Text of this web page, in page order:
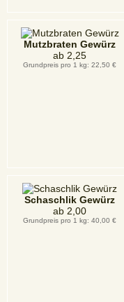
Mutzbraten Gewürz
ab 2,25
Grundpreis pro 1 kg: 22,50 €
Schaschlik Gewürz
ab 2,00
Grundpreis pro 1 kg: 40,00 €